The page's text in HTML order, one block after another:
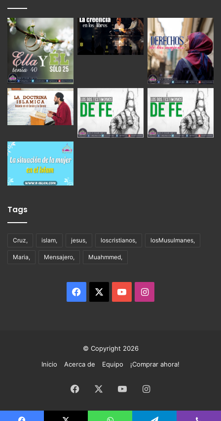
Tags
Cruz, islam, jesus, loscristianos, losMusulmanes,
Maria, Mensajero, Muahmmed,
Facebook YouTubeInstagram
© Copyright 2026
Inicio
Acerca de Equipo ¡Comprar ahora!
Facebook YouTubeInstagram